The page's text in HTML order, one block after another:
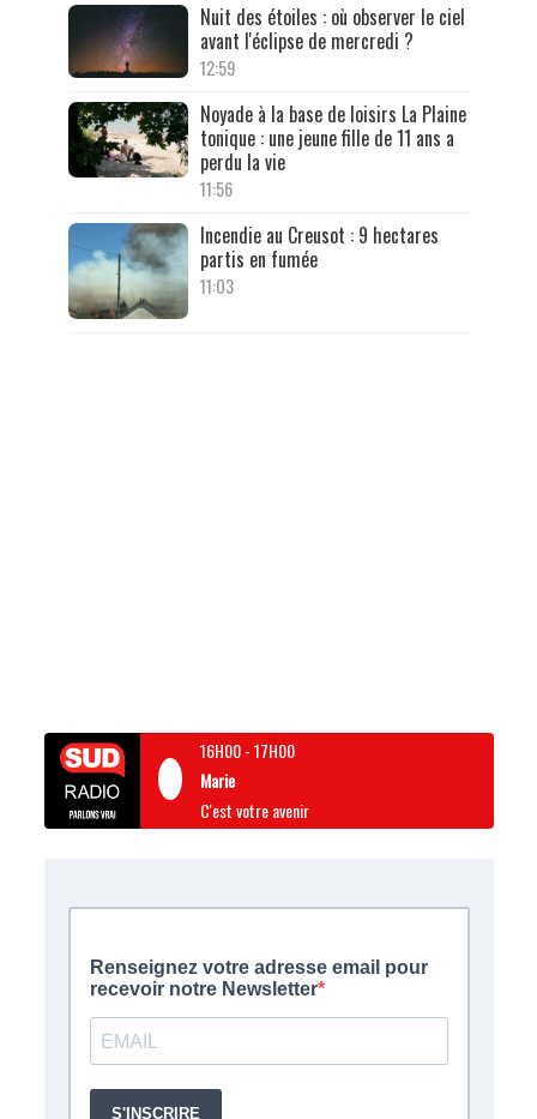
Nuit des étoiles : où observer le ciel
avant l'éclipse de mercredi ?
12:59
Noyade à la base de loisirs La Plaine
tonique : une jeune fille de 11 ans a
perdu la vie
11:56
Incendie au Creusot : 9 hectares
partis en fumée
11:03
16H00-17H00
Marie
C'est votre avenir